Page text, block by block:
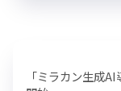
「ミラカン生成